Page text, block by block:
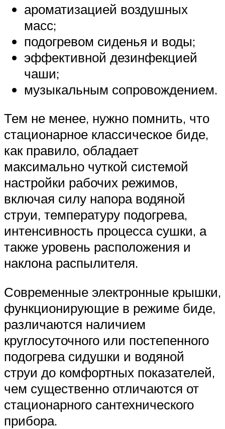
ароматизацией воздушных
масс;
подогревом сиденья и воды;
эффективной дезинфекцией
чаши;
музыкальным сопровождением.
Тем не менее, нужно помнить, что
стационарное классическое биде,
как правило, обладает
максимально чуткой системой
настройки рабочих режимов,
включая силу напора водяной
струи, температуру подогрева,
интенсивность процесса сушки, а
также уровень расположения и
наклона распылителя.
Современные электронные крышки,
функционирующие в режиме биде,
различаются наличием
круглосуточного или постепенного
подогрева сидушки и водяной
струи до комфортных показателей,
чем существенно отличаются от
стационарного сантехнического
прибора.